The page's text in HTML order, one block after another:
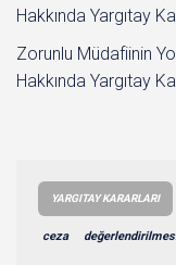
Hakkında Yargıtay
Zorunlu Müdafiinin
Hakkında Yargıtay
YARGITAY KARARLARI
ceza